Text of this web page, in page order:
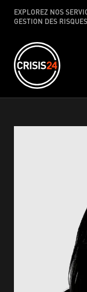
EXPLOREZ NOS
GESTION DES RISQUES